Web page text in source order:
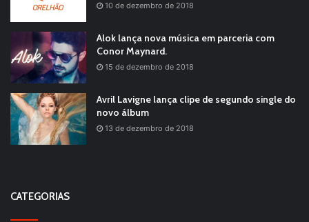
10 de dezembro de 2018
Alok lança nova música em parceria com
Conor Maynard.
15 de dezembro de 2018
Avril Lavigne lança clipe de segundo single do
novo álbum
13 de dezembro de 2018
CATEGORIAS